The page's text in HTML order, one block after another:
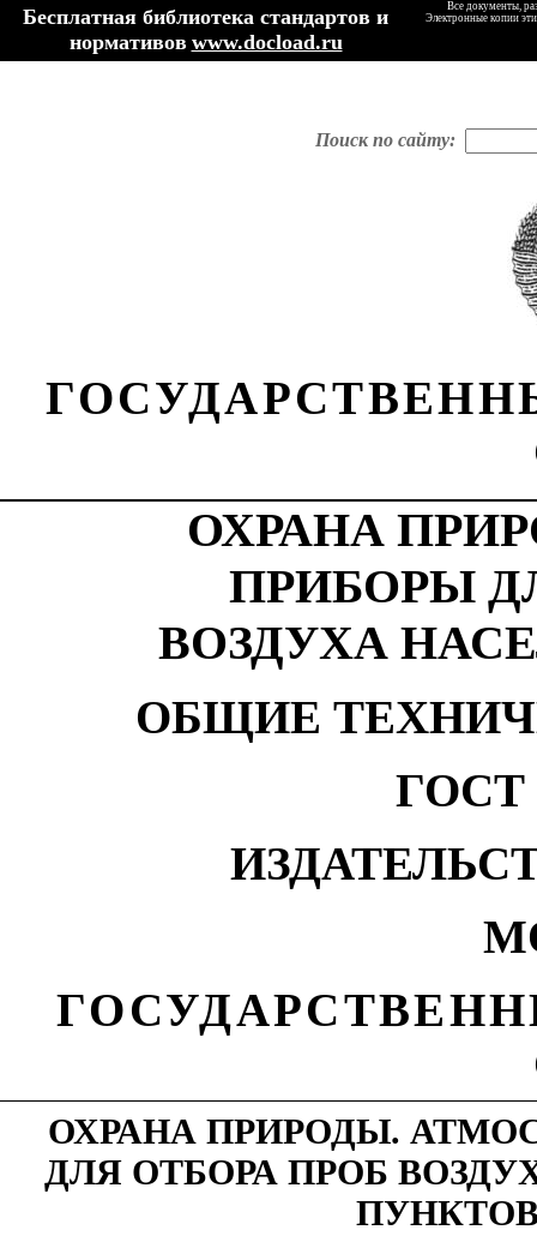
Бесплатная библиотека стандартов и
нормативов www.docload.ru
Все документы,
Электронные копии
Поиск по сайту:
ОХРАНА
ПРИБОРЫ
ВОЗДУХА
ОБЩИЕ
ГОСТ
ОХРАНА ПРИРОДЫ.
ДЛЯ ОТБОРА ПРОБ